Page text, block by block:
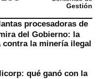
Gestión
procesadoras de
del Gobierno: la
contra la minería ilegal
qué ganó con la